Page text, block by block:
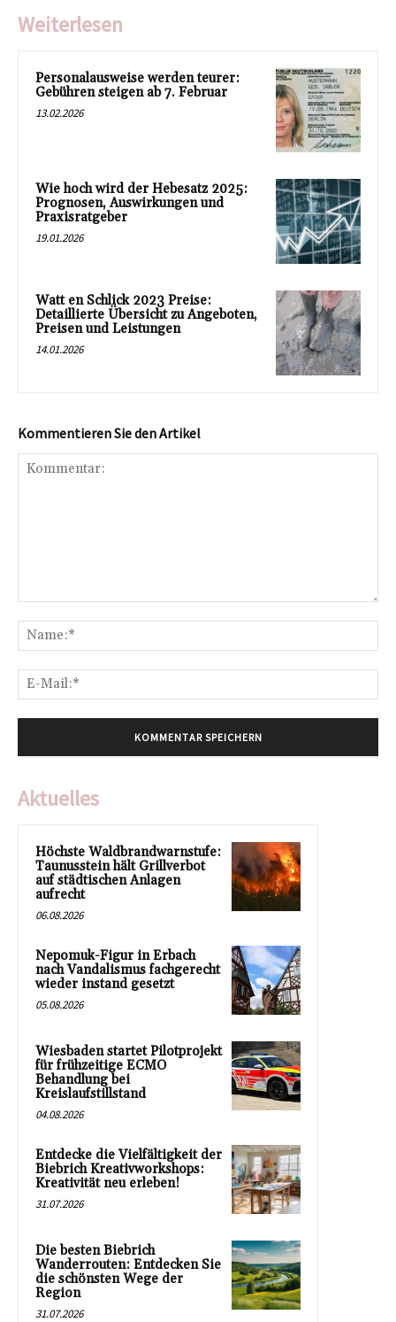
Weiterlesen
Personalausweise werden teurer:
Gebühren steigen ab 7. Februar
13.02.2026
Wie hoch wird der Hebesatz 2025:
Prognosen, Auswirkungen und
Praxisratgeber
19.01.2026
Watt en Schlick 2023 Preise:
Detaillierte Übersicht zu Angeboten,
Preisen und Leistungen
14.01.2026
Kommentieren Sie den Artikel
Aktuelles
Höchste Waldbrandwarnstufe:
Taunusstein hält Grillverbot
auf städtischen Anlagen
aufrecht
06.08.2026
Nepomuk-Figur in Erbach
nach Vandalismus fachgerecht
wieder instand gesetzt
05.08.2026
Wiesbaden startet Pilotprojekt
für frühzeitige ECMO
Behandlung bei
Kreislaufstillstand
04.08.2026
Entdecke die Vielfältigkeit der
Biebrich Kreativworkshops:
Kreativität neu erleben!
31.07.2026
Die besten Biebrich
Wanderrouten: Entdecken Sie
die schönsten Wege der
Region
31.07.2026